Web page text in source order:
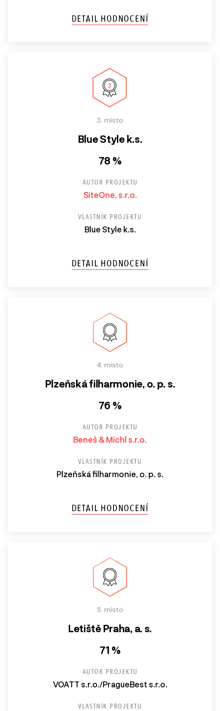
DETAIL HODNOCENÍ
3. místo
Blue Style k.s.
78 %
AUTOR PROJEKTU
SiteOne, s.r.o.
VLASTNÍK PROJEKTU
Blue Style k.s.
DETAIL HODNOCENÍ
4. místo
Plzeňská filharmonie, o. p. s.
76 %
AUTOR PROJEKTU
Beneš & Michl s.r.o.
VLASTNÍK PROJEKTU
Plzeňská filharmonie, o. p. s.
DETAIL HODNOCENÍ
5. místo
Letiště Praha, a. s.
71 %
AUTOR PROJEKTU
VOATT s.r.o./PragueBest s.r.o.
VLASTNÍK PROJEKTU